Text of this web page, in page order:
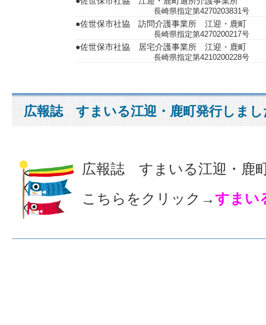
長崎県指定第
●佐世保市社協 訪問介護事業所 江迎・鹿町
長崎県指定第
●佐世保市社協 居宅介護事業所 江迎・鹿町
長崎県指定第
広報誌 すまいる江迎・鹿町発行しまし
広報誌 すまいる江迎・鹿
こちらをクリック→すまい